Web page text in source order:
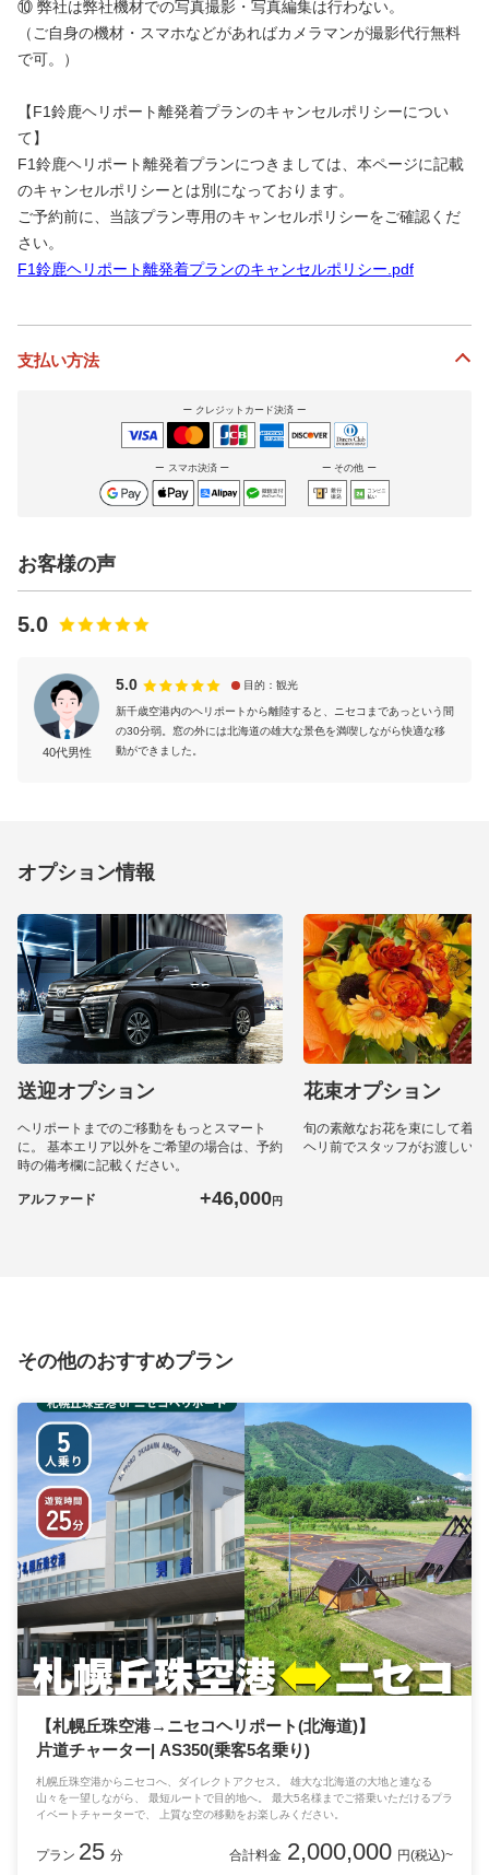
⑩ 弊社は弊社機材での写真撮影・写真編集は行わない。
（ご自身の機材・スマホなどがあればカメラマンが撮影代行無料
で可。）
【F1鈴鹿ヘリポート離発着プランのキャンセルポリシーについ
て】
F1鈴鹿ヘリポート離発着プランにつきましては、本ページに記載
のキャンセルポリシーとは別になっております。
ご予約前に、当該プラン専用のキャンセルポリシーをご確認くだ
さい。
F1鈴鹿ヘリポート離発着プランのキャンセルポリシー.pdf
支払い方法
クレジットカード決済
スマホ決済 その他
お客様の声
5.0
40代男性
5.0 目的：観光
新千歳空港内のヘリポートから離陸すると、ニセコまであっという間
の30分弱。窓の外には北海道の雄大な景色を満喫しながら快適な移
動ができました。
オプション情報
送迎オプション
ヘリポートまでのご移動をもっとスマート
に。 基本エリア以外をご希望の場合は、予約
時の備考欄に記載ください。
アルファード +46,000円
花束オプション
旬の素敵なお花を束にして着
ヘリ前でスタッフがお渡しい
その他のおすすめプラン
【札幌丘珠空港→ニセコヘリポート(北海道)】
片道チャーター| AS350(乗客5名乗り)
札幌丘珠空港からニセコへ、ダイレクトアクセス。 雄大な北海道の大地と連なる
山々を一望しながら、 最短ルートで目的地へ。 最大5名様までご搭乗いただけるプラ
イベートチャーターで、 上質な空の移動をお楽しみください。
プラン 25 分 合計料金 2,000,000 円(税込)~